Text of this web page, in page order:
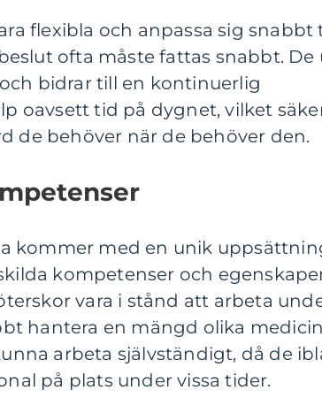
flexibla och anpassa sig snabbt
ofta måste fattas snabbt. De
bidrar till en kontinuerlig
oavsett tid på dygnet, vilket
de behöver när de behöver den.
kommer med en unik
kompetenser och
vara i stånd att arbeta
hantera en mängd olika
arbeta självständigt, då de
på plats under vissa tider.